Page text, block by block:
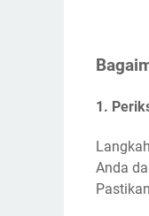
1.
Anda